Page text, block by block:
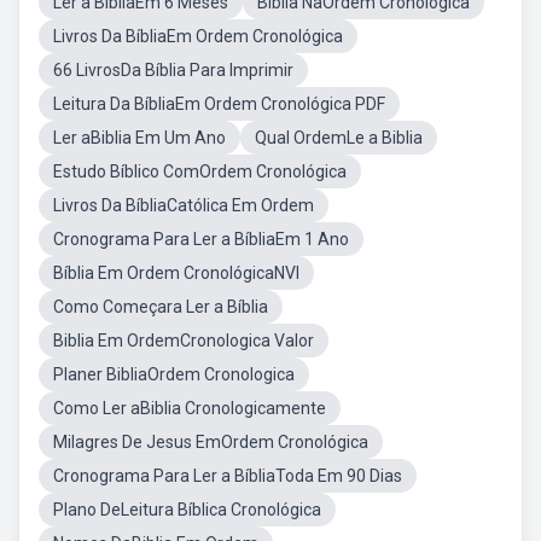
Livros Da BíbliaEm Ordem Cronológica
66 LivrosDa Bíblia Para Imprimir
Leitura Da BíbliaEm Ordem Cronológica PDF
Ler aBiblia Em Um Ano
Qual OrdemLe a Biblia
Estudo Bíblico ComOrdem Cronológica
Livros Da BíbliaCatólica Em Ordem
Cronograma Para Ler a BíbliaEm 1 Ano
Bíblia Em Ordem CronológicaNVI
Como Começara Ler a Bíblia
Biblia Em OrdemCronologica Valor
Planer BibliaOrdem Cronologica
Como Ler aBiblia Cronologicamente
Milagres De Jesus EmOrdem Cronológica
Cronograma Para Ler a BíbliaToda Em 90 Dias
Plano DeLeitura Bíblica Cronológica